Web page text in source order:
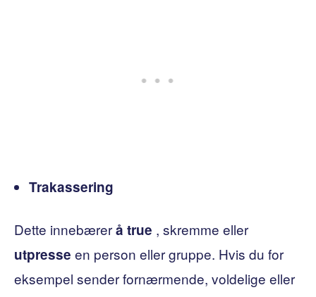
Trakassering
Dette innebærerå true , skremme eller
utpresse en person eller gruppe. Hvis du for
eksempel sender fornærmende, voldelige eller